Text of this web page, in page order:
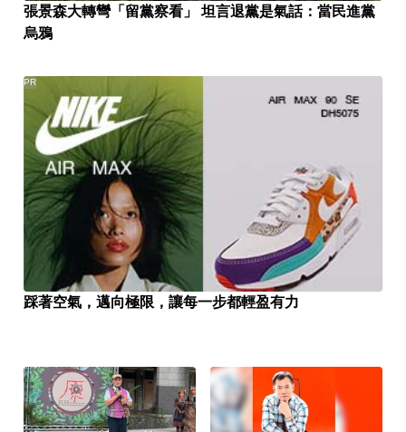
張景森大轉彎「留黨察看」 坦言退黨是氣話：當民進黨
烏鴉
踩著空氣，邁向極限，讓每一步都輕盈有力
PR